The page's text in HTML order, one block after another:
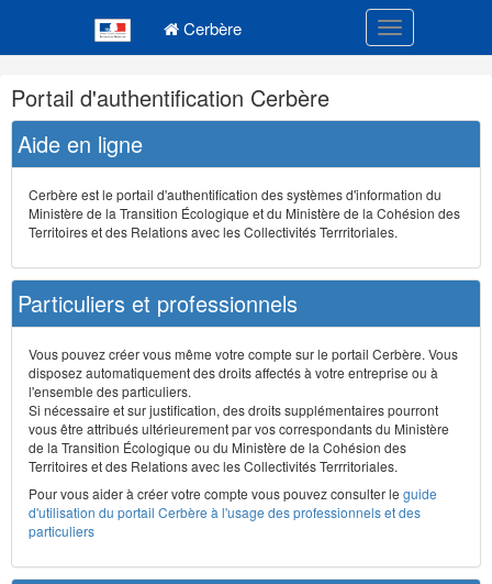
Cerbère Toggle
Navigation
et
outils
annexes
Portail d'authentification Cerbère
Aide en ligne
Cerbère est le portail d'authentification des systèmes d'information du
Ministère de la Transition Écologique et du Ministère de la Cohésion des
Territoires et des Relations avec les Collectivités Terrritoriales.
Particuliers et professionnels
Vous pouvez créer vous même votre compte sur le portail Cerbère. Vous
disposez automatiquement des droits affectés à votre entreprise ou à
l'ensemble des particuliers.
Si nécessaire et sur justification, des droits supplémentaires pourront
vous être attribués ultérieurement par vos correspondants du Ministère
de la Transition Écologique ou du Ministère de la Cohésion des
Territoires et des Relations avec les Collectivités Terrritoriales.
Pour vous aider à créer votre compte vous pouvez consulter le guide
d'utilisation du portail Cerbère à l'usage des professionnels et des
particuliers